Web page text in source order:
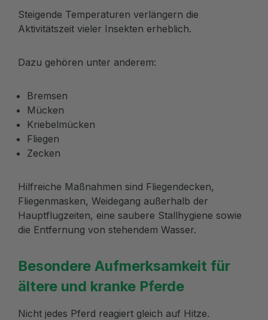
Steigende Temperaturen verlängern die
Aktivitätszeit vieler Insekten erheblich.
Dazu gehören unter anderem:
Bremsen
Mücken
Kriebelmücken
Fliegen
Zecken
Hilfreiche Maßnahmen sind Fliegendecken,
Fliegenmasken, Weidegang außerhalb der
Hauptflugzeiten, eine saubere Stallhygiene sowie
die Entfernung von stehendem Wasser.
Besondere Aufmerksamkeit für
ältere und kranke Pferde
Nicht jedes Pferd reagiert gleich auf Hitze.